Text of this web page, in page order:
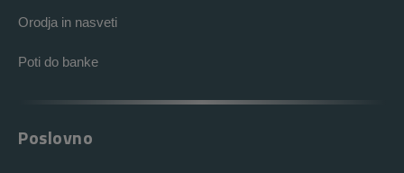
Orodja in nasveti
Poti do banke
Poslovno